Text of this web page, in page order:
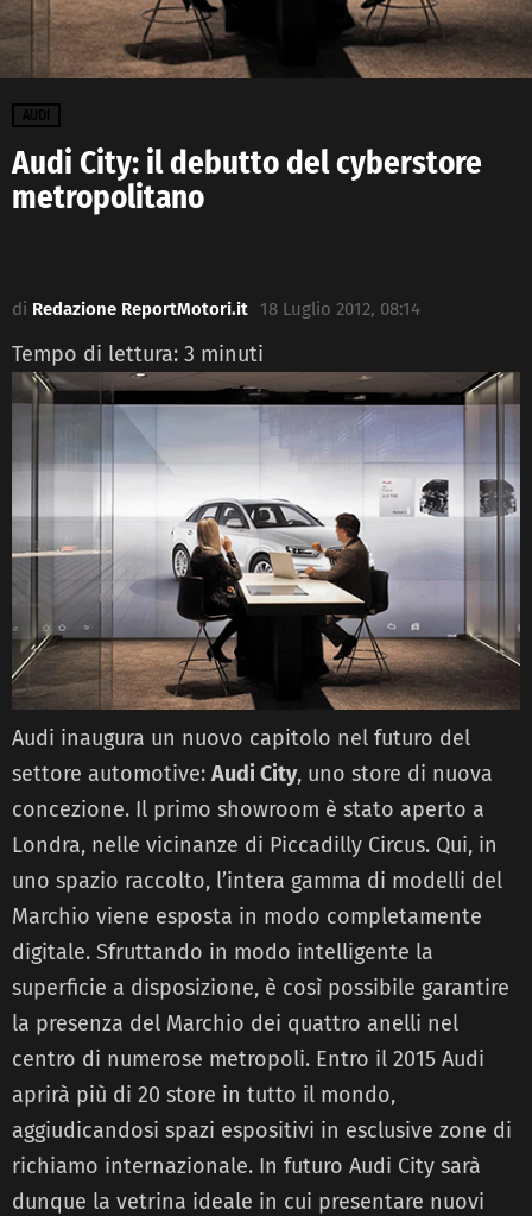
AUDI
Audi City: il debutto del cyberstore
metropolitano
di Redazione ReportMotori.it 18 Luglio 2012, 08:14
Tempo di lettura: 3 minuti
Audi inaugura un nuovo capitolo nel futuro del
settore automotive: Audi City, uno store di nuova
concezione. Il primo showroom è stato aperto a
Londra, nelle vicinanze di Piccadilly Circus. Qui, in
uno spazio raccolto, l’intera gamma di modelli del
Marchio viene esposta in modo completamente
digitale. Sfruttando in modo intelligente la
superficie a disposizione, è così possibile garantire
la presenza del Marchio dei quattro anelli nel
centro di numerose metropoli. Entro il 2015 Audi
aprirà più di 20 store in tutto il mondo,
aggiudicandosi spazi espositivi in esclusive zone di
richiamo internazionale. In futuro Audi City sarà
dunque la vetrina ideale in cui presentare nuovi